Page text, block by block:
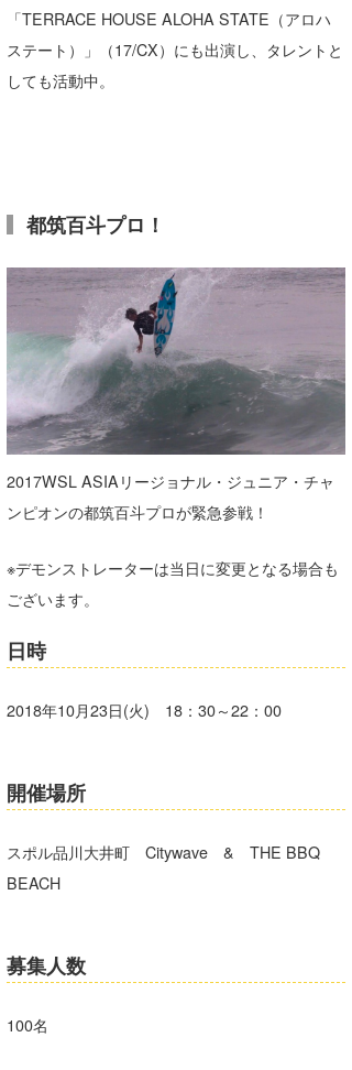
「TERRACE HOUSE ALOHA STATE（アロハ
ステート）」（17/CX）にも出演し、タレントと
しても活動中。
都筑百斗プロ！
2017WSL ASIAリージョナル・ジュニア・チャ
ンピオンの都筑百斗プロが緊急参戦！
※デモンストレーターは当日に変更となる場合も
ございます。
日時
2018年10月23日(火) 18：30～22：00
開催場所
スポル品川大井町 Citywave & THE BBQ
BEACH
募集人数
100名